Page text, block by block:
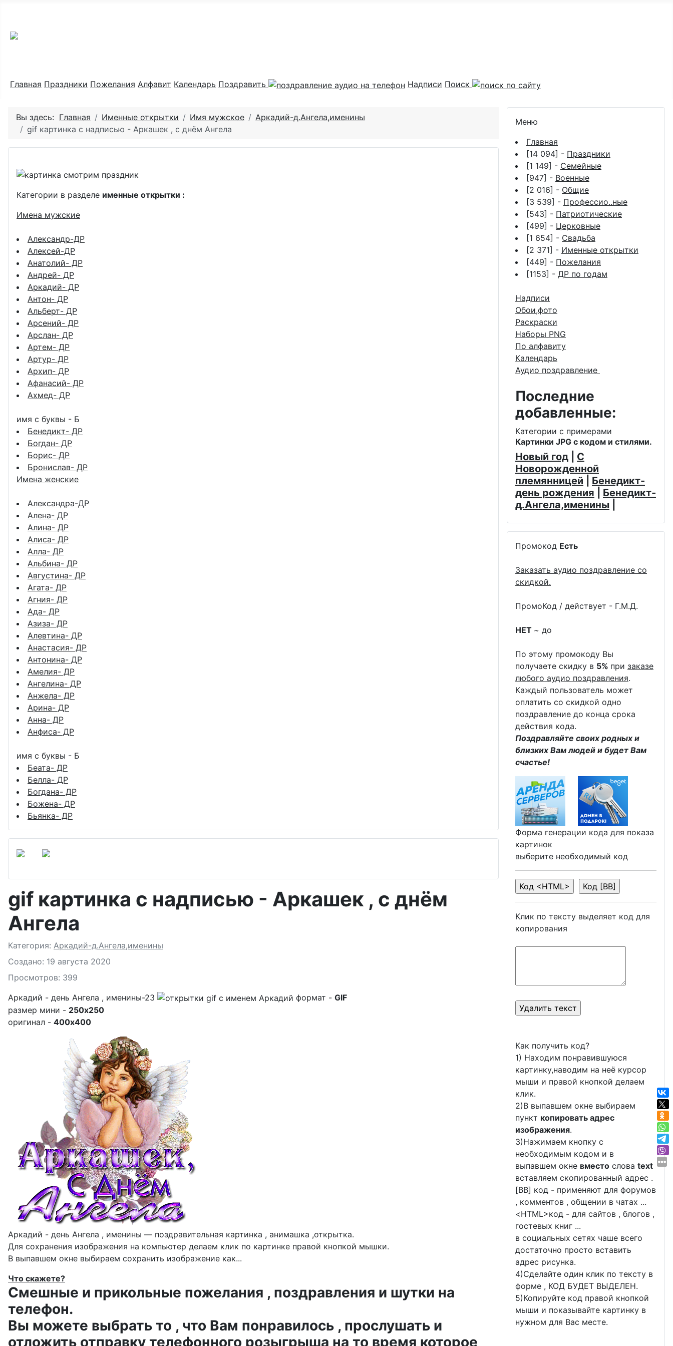
Главная Праздники Пожелания Алфавит Календарь Поздравить Надписи Поиск
Вы здесь: Главная Именные открытки Имя мужское
Аркадий-д.Ангела,именины
gif картинка с надписью - Аркашек , с днём Ангела
Категории в разделе именные открытки :
Имена мужские
Александр-ДР
Алексей-ДР
Анатолий- ДР
Андрей- ДР
Аркадий- ДР
Антон- ДР
Альберт- ДР
Арсений- ДР
Арслан- ДР
Артем- ДР
Артур- ДР
Архип- ДР
Афанасий- ДР
Ахмед- ДР
имя с буквы - Б
Бенедикт- ДР
Богдан- ДР
Борис- ДР
Бронислав- ДР
Имена женские
Александра-ДР
Алена- ДР
Алина- ДР
Алиса- ДР
Алла- ДР
Альбина- ДР
Августина- ДР
Агата- ДР
Агния- ДР
Ада- ДР
Азиза- ДР
Алевтина- ДР
Анастасия- ДР
Антонина- ДР
Амелия- ДР
Ангелина- ДР
Анжела- ДР
Арина- ДР
Анна- ДР
Анфиса- ДР
имя с буквы - Б
Беата- ДР
Белла- ДР
Богдана- ДР
Божена- ДР
Бьянка- ДР
gif картинка с надписью - Аркашек , с днём
Ангела
Подробности
Категория: Аркадий-д.Ангела,именины
Создано: 19 августа 2020
Просмотров: 399
Аркадий - день Ангела , именины-23
формат - GIF
размер мини - 250x250
оригинал - 400x400
Аркадий - день Ангела , именины — поздравительная картинка , анимашка ,открытка.
Для сохранения изображения на компьютер делаем клик по картинке правой кнопкой мышки.
В выпавшем окне выбираем сохранить изображение как...
Что скажете?
Смешные и прикольные пожелания , поздравления и шутки на
телефон.
Вы можете выбрать то , что Вам понравилось , прослушать и
отложить отправку телефонного розыгрыша на то время которое
Меню
Главная
[14 094] - Праздники
[1 149] - Семейные
[947] - Военные
[2 016] - Общие
[3 539] - Профессио..ные
[543] - Патриотические
[499] - Церковные
[1 654] - Свадьба
[2 371] - Именные открытки
[449] - Пожелания
[1153] - ДР по годам
Надписи
Обои,фото
Раскраски
Наборы PNG
По алфавиту
Календарь
Аудио поздравление
Последние
добавленные:
Категории с примерами
Картинки JPG с кодом и стилями.
Новый год
С
Новорожденной
племянницей
Бенедикт-
день рождения
Бенедикт-
д.Ангела,именины
Промокод Есть
Заказать аудио поздравление со
скидкой.
ПромоКод / действует - Г.М.Д.
НЕТ ~ до
По этому промокоду Вы
получаете скидку в 5% при заказе
любого аудио поздравления.
Каждый пользователь может
оплатить со скидкой одно
поздравление до конца срока
действия кода.
Поздравляйте своих родных и
близких Вам людей и будет Вам
счастье!
Форма генерации кода для показа
картинок
выберите необходимый код
Клик по тексту выделяет код для
копирования
Как получить код?
1) Находим понравившуюся
картинку,наводим на неё курсор
мыши и правой кнопкой делаем
клик.
2)В выпавшем окне выбираем
пункт копировать адрес
изображения.
3)Нажимаем кнопку с
необходимым кодом и в
выпавшем окне вместо слова text
вставляем скопированный адрес .
[BB] код - применяют для форумов
, комментов , общении в чатах ...
<HTML>код - для сайтов , блогов ,
гостевых книг ...
в социальных сетях чаше всего
достаточно просто вставить
адрес рисунка.
4)Сделайте один клик по тексту в
форме , КОД БУДЕТ ВЫДЕЛЕН.
5)Копируйте код правой кнопкой
мыши и показывайте картинку в
нужном для Вас месте.